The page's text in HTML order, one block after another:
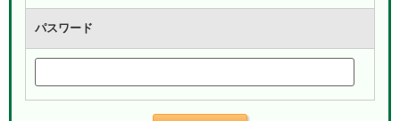
パスワード